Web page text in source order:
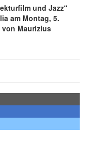
und Jazz“
am Montag, 5.
von Maurizius